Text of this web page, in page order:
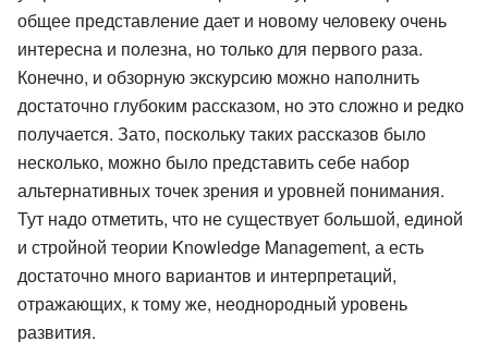
общее представление дает и новому человеку очень
интересна и полезна, но только для первого раза.
Конечно, и обзорную экскурсию можно наполнить
достаточно глубоким рассказом, но это сложно и редко
получается. Зато, поскольку таких рассказов было
несколько, можно было представить себе набор
альтернативных точек зрения и уровней понимания.
Тут надо отметить, что не существует большой, единой
и стройной теории Knowledge Management, а есть
достаточно много вариантов и интерпретаций,
отражающих, к тому же, неоднородный уровень
развития.